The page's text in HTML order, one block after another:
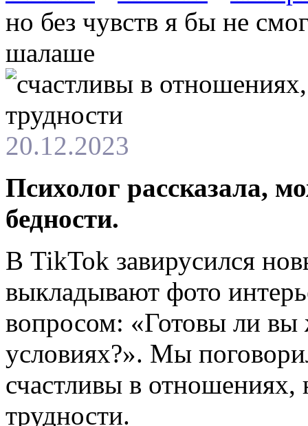
но без чувств я бы не
шалаше
20.12.2023
Психолог рассказала,
бедности.
В TikTok завирусился
выкладывают фото
вопросом: «Готовы ли
условиях?». Мы
счастливы в
трудности.